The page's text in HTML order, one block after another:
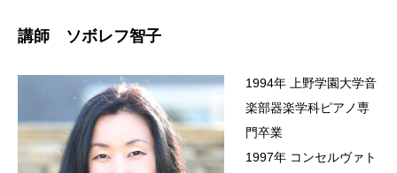
講師 ソボレフ智子
1994年 上野学園大学音
楽部器楽学科ピアノ専
門卒業
1997年 コンセルヴァト